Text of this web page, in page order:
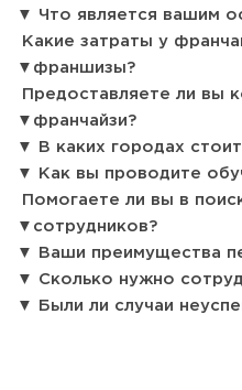
Конференции августа
для бизнеса,...
Что является вашим
Какие затраты у
франшизы?
Предоставляете ли вы
франчайзи?
В каких городах
Как вы проводите
Помогаете ли вы в
сотрудников?
Ваши преимущества
Сколько нужно
Были ли случаи